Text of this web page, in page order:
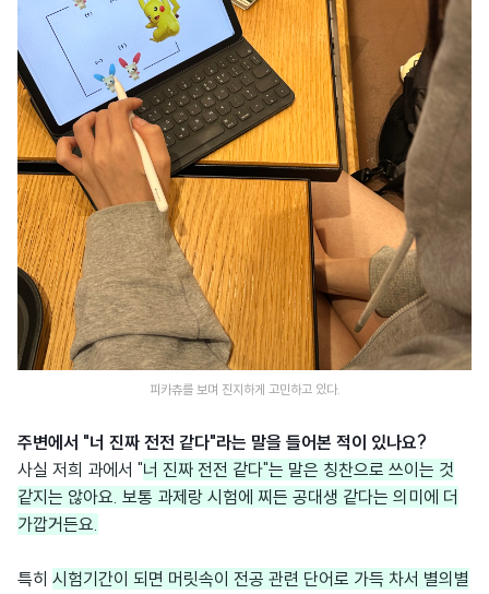
피카츄를 보며 진지하게 고민하고 있다.
주변에서 "너 진짜 전전 같다"라는 말을 들어본 적이 있나요?
사실 저희 과에서 "너 진짜 전전 같다"는 말은 칭찬으로 쓰이는 것
같지는 않아요. 보통 과제랑 시험에 찌든 공대생 같다는 의미에 더
가깝거든요.
특히 시험기간이 되면 머릿속이 전공 관련 단어로 가득 차서 별의별